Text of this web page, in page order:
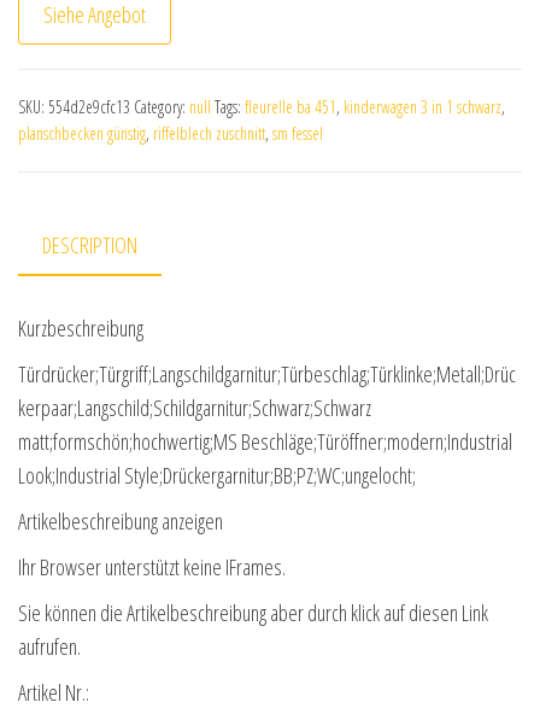
Siehe Angebot
SKU: 554d2e9cfc13 Category: null Tags: fleurelle ba 451, kinderwagen 3 in 1 schwarz,
planschbecken günstig, riffelblech zuschnitt, sm fessel
DESCRIPTION
Kurzbeschreibung
Türdrücker;Türgriff;Langschildgarnitur;Türbeschlag;Türklinke;Metall;Drüc
kerpaar;Langschild;Schildgarnitur;Schwarz;Schwarz
matt;formschön;hochwertig;MS Beschläge;Türöffner;modern;Industrial
Look;Industrial Style;Drückergarnitur;BB;PZ;WC;ungelocht;
Artikelbeschreibung anzeigen
Ihr Browser unterstützt keine IFrames.
Sie können die Artikelbeschreibung aber durch klick auf diesen Link
aufrufen.
Artikel Nr.: